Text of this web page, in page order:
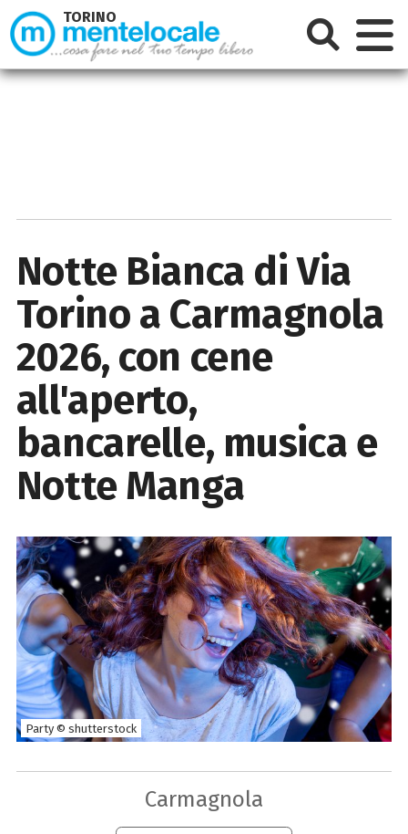
Notte Bianca di Via
Torino a Carmagnola
2026, con cene
all'aperto,
bancarelle, musica e
Notte Manga
Party © shutterstock
Carmagnola
TORINO